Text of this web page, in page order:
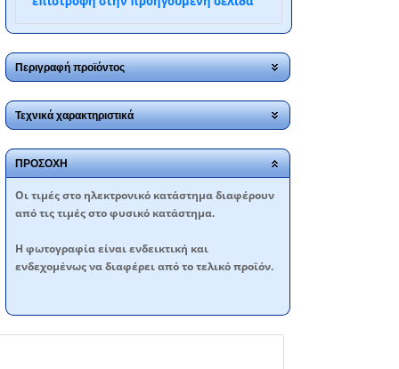
Περιγραφή προϊόντος
Τεχνικά χαρακτηριστικά
ΠΡΟΣΟΧΗ
Oι τιμές στο ηλεκτρονικό κατάστημα διαφέρουν
από τις τιμές στο φυσικό κατάστημα.
Η φωτογραφία είναι ενδεικτική και
ενδεχομένως να διαφέρει από το τελικό προϊόν.